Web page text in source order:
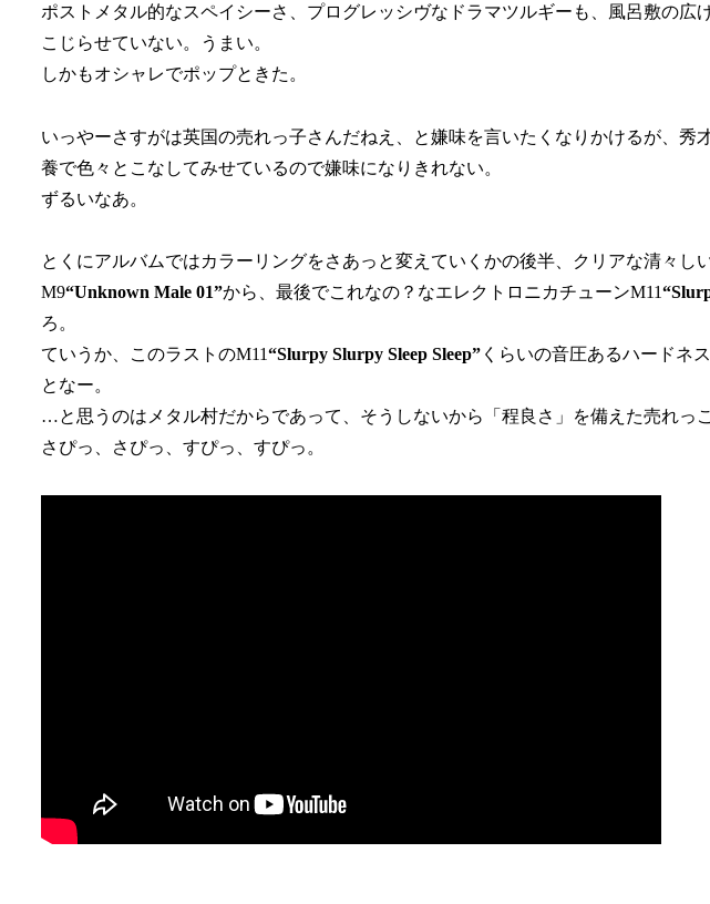
ポストメタル的なスペイシーさ、プログレッシヴなドラマツルギーも、風呂敷の広
こじらせていない。うまい。
しかもオシャレでポップときた。
いっやーさすがは英国の売れっ子さんだねえ、と嫌味を言いたくなりかけるが、秀
養で色々とこなしてみせているので嫌味になりきれない。
ずるいなあ。
とくにアルバムではカラーリングをさあっと変えていくかの後半、クリアな清々し
M9“Unknown Male 01”から、最後でこれなの？なエレクトロニカチューンM11
ろ。
ていうか、このラストのM11“Slurpy Slurpy Sleep Sleep” くらいの音圧あるハードネ
となー。
…と思うのはメタル村だからであって、そうしないから「程良さ」を備えた売れっ
さぴっ、さぴっ、すぴっ、すぴっ。